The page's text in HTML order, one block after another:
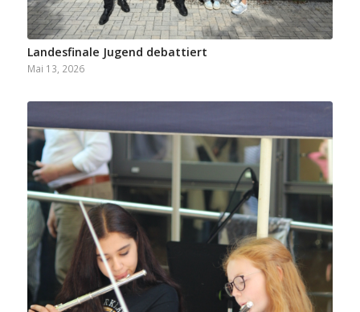
Landesfinale Jugend debattiert
Mai 13, 2026